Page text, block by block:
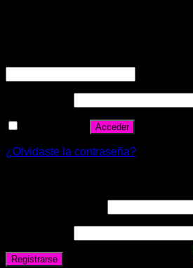
Acceder
¿Olvidaste la contraseña?
Registrarse